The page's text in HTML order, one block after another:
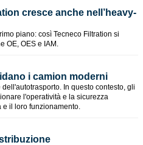
cresce anche nell’heavy-
piano: così Tecneco Filtration si
OE, OES e IAM.
i camion moderni
In questo contesto, gli
l'operatività e la sicurezza
il loro funzionamento.